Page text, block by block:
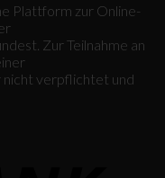
Plattform zur Online-
Zur Teilnahme an
nicht verpflichtet und